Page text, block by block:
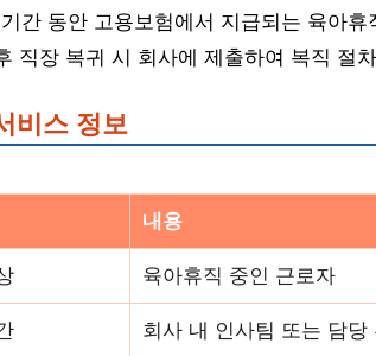
간 동안 고용보험에서 지급되는 육아
직장 복귀 시 회사에 제출하여 복직 절
비스 정보
내용
육아휴직 중인 근로자
회사 내 인사팀 또는 담당